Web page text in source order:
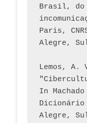
Brasil, do
Paris,
Lemos, A.
In
Alegre,